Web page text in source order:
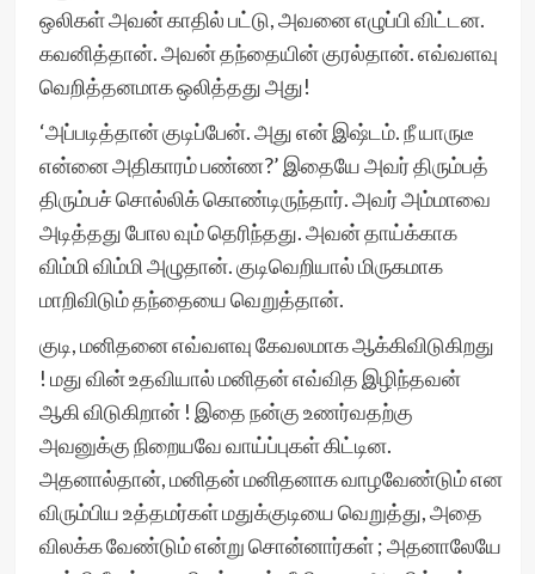
ஒலிகள் அவன் காதில் பட்டு, அவனை எழுப்பி விட்டன.
கவனித்தான். அவன் தந்தையின் குரல்தான். எவ்வளவு
வெறித்தனமாக ஒலித்தது அது!
‘அப்படித்தான் குடிப்பேன். அது என் இஷ்டம். நீ யாருடீ
என்னை அதிகாரம் பண்ண?’ இதையே அவர் திரும்பத்
திரும்பச் சொல்லிக் கொண்டிருந்தார். அவர் அம்மாவை
அடித்தது போல வும் தெரிந்தது. அவன் தாய்க்காக
விம்மி விம்மி அழுதான். குடிவெறியால் மிருகமாக
மாறிவிடும் தந்தையை வெறுத்தான்.
குடி, மனிதனை எவ்வளவு கேவலமாக ஆக்கிவிடுகிறது
! மது வின் உதவியால் மனிதன் எவ்வித இழிந்தவன்
ஆகி விடுகிறான் ! இதை நன்கு உணர்வதற்கு
அவனுக்கு நிறையவே வாய்ப்புகள் கிட்டின.
அதனால்தான், மனிதன் மனிதனாக வாழவேண்டும் என
விரும்பிய உத்தமர்கள் மதுக்குடியை வெறுத்து, அதை
விலக்க வேண்டும் என்று சொன்னார்கள் ; அதனாலேயே